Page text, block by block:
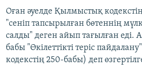
Оған әуелде Қылмыстық
"сеніп тапсырылған бөтеннің
салды" деген айып тағылған еді.
бабы "Өкілеттікті теріс
кодекстің 250-бабы) деп